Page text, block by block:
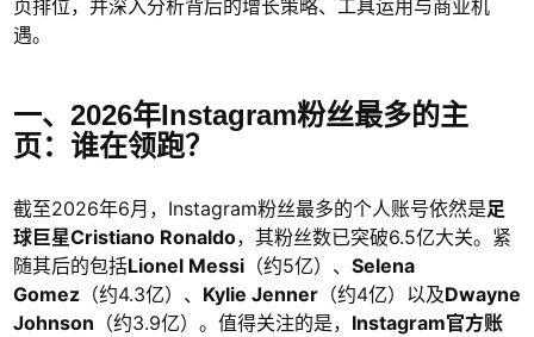
页排位，并深入分析背后的增长策略、工具运用与商业机
遇。
一、2026年Instagram粉丝最多的主
页：谁在领跑？
截至2026年6月，Instagram粉丝最多的个人账号依然是足
球巨星Cristiano Ronaldo，其粉丝数已突破6.5亿大关。紧
随其后的包括Lionel Messi （约5亿）、 Selena
Gomez （约4.3亿）、 Kylie Jenner （约4亿）以及Dwayne
Johnson （约3.9亿）。值得关注的是， Instagram官方账